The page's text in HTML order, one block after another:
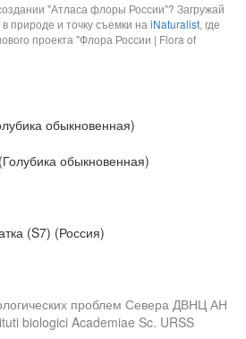
"Атласа флоры России"? Загружай
природе и точку съемки на iNaturalist, где
проекта "Флора России | Flora of
обыкновенная)
обыкновенная)
(S7) (Россия)
проблем Севера ДВНЦ АН
biologici Academiae Sc. URSS